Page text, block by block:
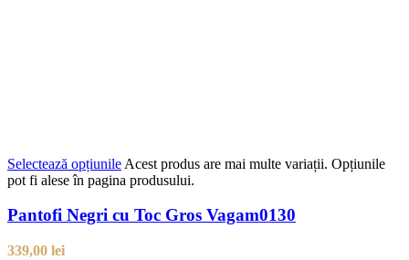
Selectează opțiunile Acest produs are mai multe variații. Opțiunile
pot fi alese în pagina produsului.
Pantofi Negri cu Toc Gros Vagam0130
339,00 lei